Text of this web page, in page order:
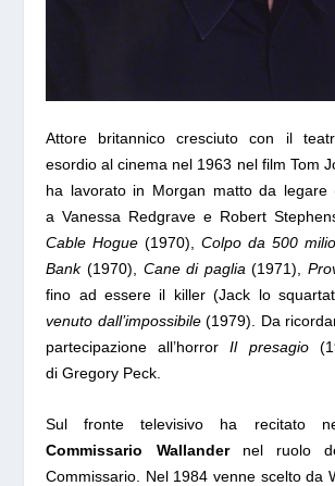
Attore britannico cresciuto con il
esordio al cinema nel 1963 nel film Tom
ha lavorato in Morgan matto da legare
a Vanessa Redgrave e Robert
Cable Hogue(1970),Colpo da 500
Bank(1970), Cane di paglia (1971),
fino ad essere il killer (Jack lo
venuto dall’impossibile(1979). Da
partecipazione all’horrorIl presagio
di Gregory Peck.
Sul fronte televisivo ha recitato
Commissario Wallandernel ruolo
Commissario. Nel 1984 venne scelto da